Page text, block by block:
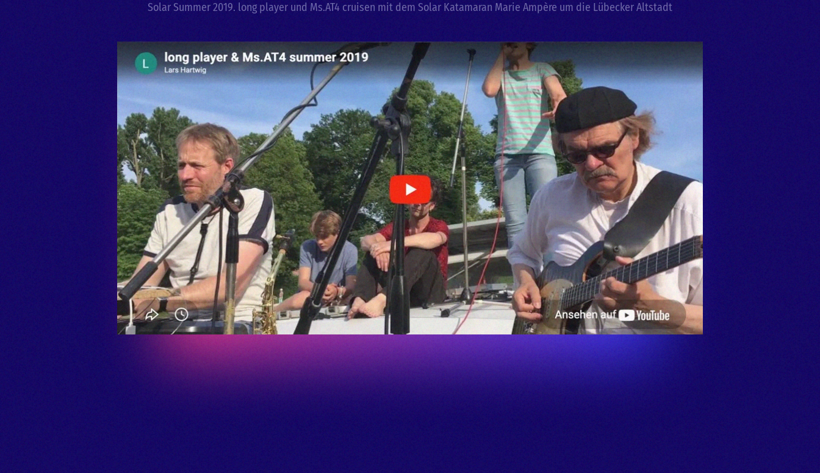
Solar Summer 2019. long player und Ms.AT4 cruisen mit dem Solar Katamaran Marie Ampère um die Lübecker Altstadt